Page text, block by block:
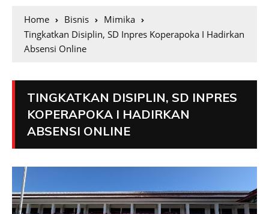
Home Bisnis
Mimika
Tingkatkan Disiplin, SD Inpres Koperapoka I Hadirkan
Absensi Online
TINGKATKAN DISIPLIN, SD INPRES
KOPERAPOKA I HADIRKAN
ABSENSI ONLINE